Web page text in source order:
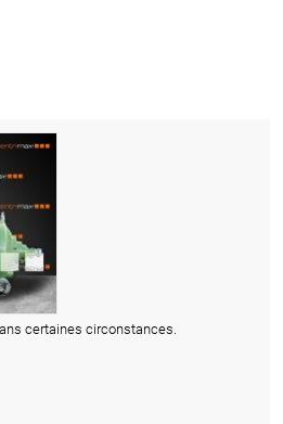
certaines circonstances.